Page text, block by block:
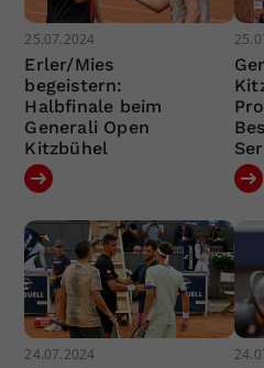
25.07.2024
Erler/Mies
begeistern:
Halbfinale beim
Generali Open
Kitzbühel
24.07.2024